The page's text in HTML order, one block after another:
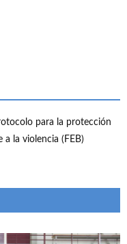
para la protección
la violencia (FEB)